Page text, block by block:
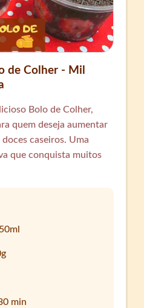
de Colher - Mil
Bolo de Colher,
quem deseja aumentar
caseiros. Uma
que conquista muitos
min